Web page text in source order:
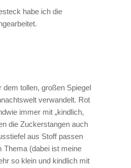
habe ich die
tollen, großen Spiegel
verwandelt. Rot
immer mit „kindlich,
die Zuckerstangen auch
aus Stoff passen
Thema (dabei ist meine
so klein und kindlich mit